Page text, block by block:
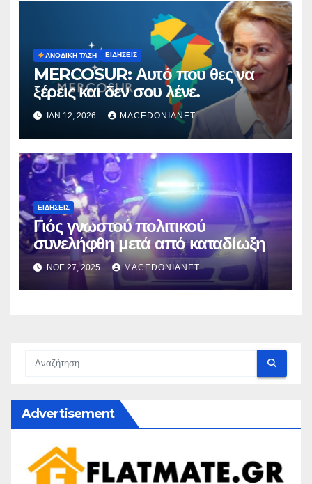
ΑΝΟΔΙΚΉ ΤΆΣΗ ΕΙΔΉΣΕΙΣ
MERCOSUR: Αυτό που θες να
ξέρεις και δεν σου λένε.
ΙΑΝ 12, 2026 MACEDONIANET
ΕΙΔΉΣΕΙΣ
Γιός γνωστού πολιτικού
συνελήφθη μετά από καταδίωξη
ΝΟΈ 27, 2025 MACEDONIANET
Advertisement